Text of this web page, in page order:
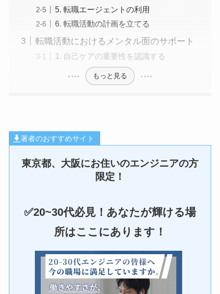
5. 転職エージェントの利用
6. 転職活動の計画を立てる
転職活動におけるメンタル面のサポート
1. 自己ケアの重要性を認識する
もっと見る
著者のおすすめサイト
東京都、大阪にお住いのエンジニアの方
限定！
✅20~30代必見！あなたが輝ける場
所はここにあります！